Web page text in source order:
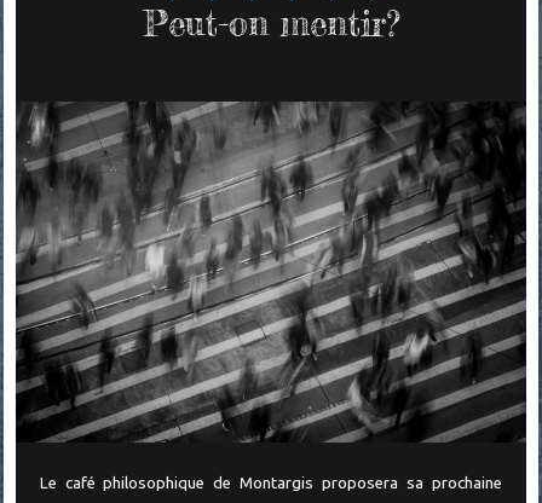
Peut-on mentir?
Le café philosophique de Montargis proposera sa prochaine